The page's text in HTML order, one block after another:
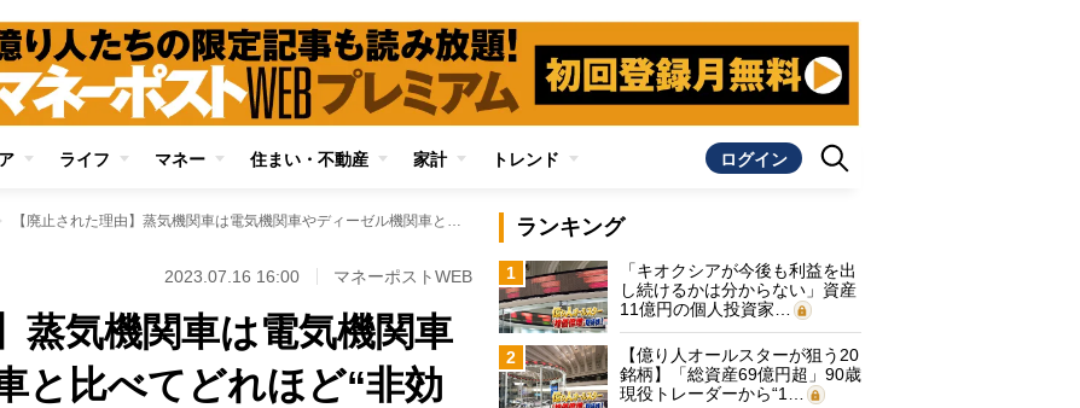
ライフ マネー 住まい・不動産 家計 トレンド ログイン
【廃止された理由】蒸気機関車は電気機関車やディーゼル機関車と比べてどれほど“非効率”なのか
2023.07.16 16:00 マネーポストWEB
蒸気機関車は電気機関車
と比べてどれほど“非効
ランキング
1
「キオクシアが今後も利益を出
し続けるかは分からない」資産
11億円の個人投資家…
2
【億り人オールスターが狙う20
銘柄】「総資産69億円超」90歳
現役トレーダーから“1…